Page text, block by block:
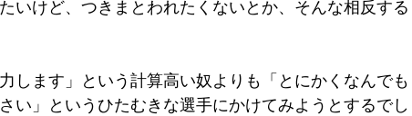
いけど、つきまとわれたくないとか、そんな相反する
します」という計算高い奴よりも「とにかくなんでも
い」というひたむきな選手にかけてみようとするでし